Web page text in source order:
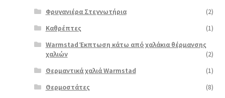
Φρυγανιέρα Στεγνωτήρια
(2)
Καθρέπτες
(1)
Warmstad Έκπτωση κάτω από χαλάκια θέρμανσης
χαλιών
(2)
Θερμαντικά χαλιά Warmstad
(1)
Θερμοστάτες
(8)